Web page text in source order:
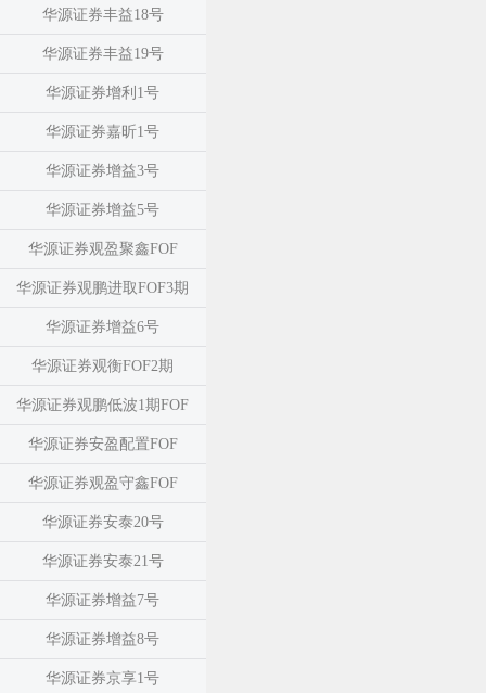
华源证券丰益18号
华源证券丰益19号
华源证券增利1号
华源证券嘉昕1号
华源证券增益3号
华源证券增益5号
华源证券观盈聚鑫FOF
华源证券观鹏进取FOF3期
华源证券增益6号
华源证券观衡FOF2期
华源证券观鹏低波1期FOF
华源证券安盈配置FOF
华源证券观盈守鑫FOF
华源证券安泰20号
华源证券安泰21号
华源证券增益7号
华源证券增益8号
华源证券京享1号